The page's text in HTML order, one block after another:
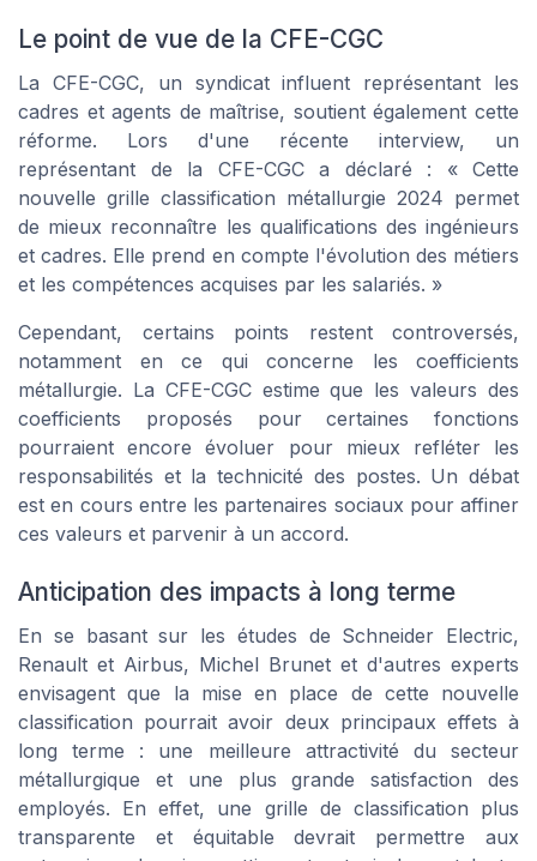
Le point de vue de la CFE-CGC
La CFE-CGC, un syndicat influent représentant les
cadres et agents de maîtrise, soutient également cette
réforme. Lors d'une récente interview, un
représentant de la CFE-CGC a déclaré : « Cette
nouvelle grille classification métallurgie 2024 permet
de mieux reconnaître les qualifications des ingénieurs
et cadres. Elle prend en compte l'évolution des métiers
et les compétences acquises par les salariés. »
Cependant, certains points restent controversés,
notamment en ce qui concerne les coefficients
métallurgie. La CFE-CGC estime que les valeurs des
coefficients proposés pour certaines fonctions
pourraient encore évoluer pour mieux refléter les
responsabilités et la technicité des postes. Un débat
est en cours entre les partenaires sociaux pour affiner
ces valeurs et parvenir à un accord.
Anticipation des impacts à long terme
En se basant sur les études de Schneider Electric,
Renault et Airbus, Michel Brunet et d'autres experts
envisagent que la mise en place de cette nouvelle
classification pourrait avoir deux principaux effets à
long terme : une meilleure attractivité du secteur
métallurgique et une plus grande satisfaction des
employés. En effet, une grille de classification plus
transparente et équitable devrait permettre aux